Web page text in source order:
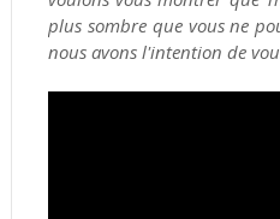
plus sombre que vous ne
nous avons l'intention de